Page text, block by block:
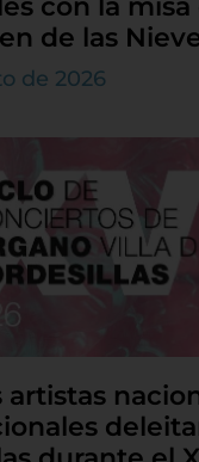
de las
de 2026
artistas